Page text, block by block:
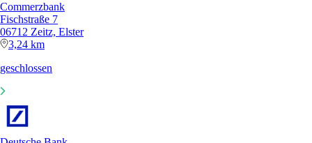
Commerzbank
Fischstraße 7
06712 Zeitz, Elster
3,24 km
geschlossen